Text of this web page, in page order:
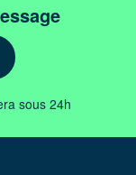
sous 24h